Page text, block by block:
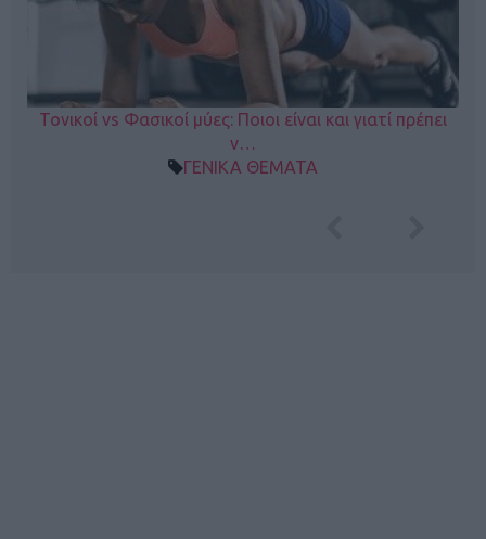
Τονικοί vs Φασικοί μύες: Ποιοι είναι και γιατί πρέπει
ν…
ΓΕΝΙΚΑ ΘΕΜΑΤΑ